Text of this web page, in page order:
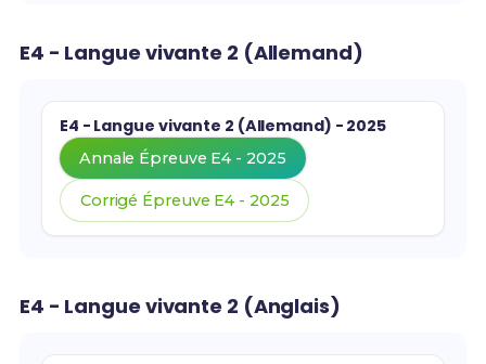
E4 - Langue vivante 2 (Allemand)
E4 - Langue vivante 2 (Allemand) - 2025
Annale Épreuve E4 - 2025
Corrigé Épreuve E4 - 2025
E4 - Langue vivante 2 (Anglais)